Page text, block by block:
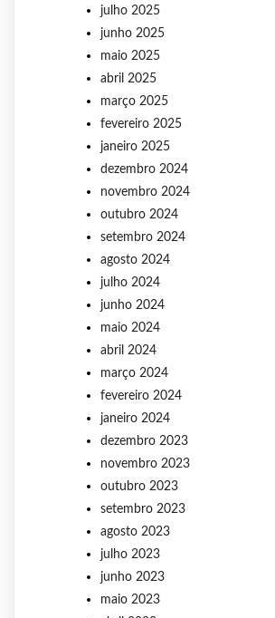
julho 2025
junho 2025
maio 2025
abril 2025
março 2025
fevereiro 2025
janeiro 2025
dezembro 2024
novembro 2024
outubro 2024
setembro 2024
agosto 2024
julho 2024
junho 2024
maio 2024
abril 2024
março 2024
fevereiro 2024
janeiro 2024
dezembro 2023
novembro 2023
outubro 2023
setembro 2023
agosto 2023
julho 2023
junho 2023
maio 2023